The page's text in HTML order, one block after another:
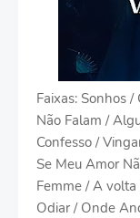
Faixas: Sonhos
Não Falam /
Confesso /
Se Meu Amor
Femme / A
Odiar / Onde